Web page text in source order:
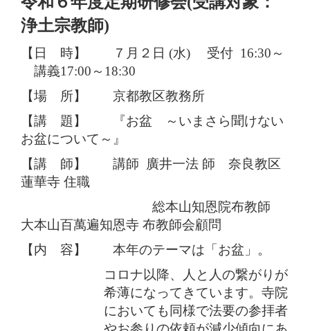
浄土宗教師)
【日 時】 ７月２日 (水) 受付 16:30～
講義17:00～18:30
【場 所】 京都教区教務所
【講 題】 『お盆 ～いまさら聞けない
お盆について～』
【講 師】 講師 廣井一法 師 奈良教区
蓮華寺 住職
総本山知恩院布教師
大本山百萬遍知恩寺 布教師会顧問
【内 容】 本年のテーマは「お盆」。
コロナ以降、人と人の繋がりが
希薄になってきています。寺院
においても同様で法要の参拝者